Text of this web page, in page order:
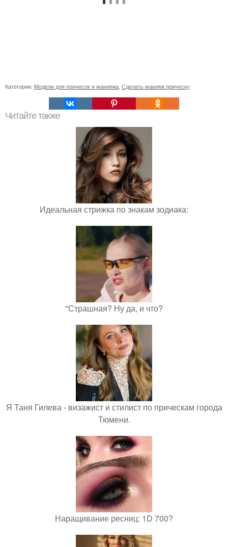
Категории: Модели для причесок и макияжа, Сделать макияж прическу
Читайте также
Идеальная стрижка по знакам зодиака:
"Страшная? Ну да, и что?
Я Таня Гилева - визажист и стилист по прическам города
Тюмени.
Наращивание ресниц: 1D 700?